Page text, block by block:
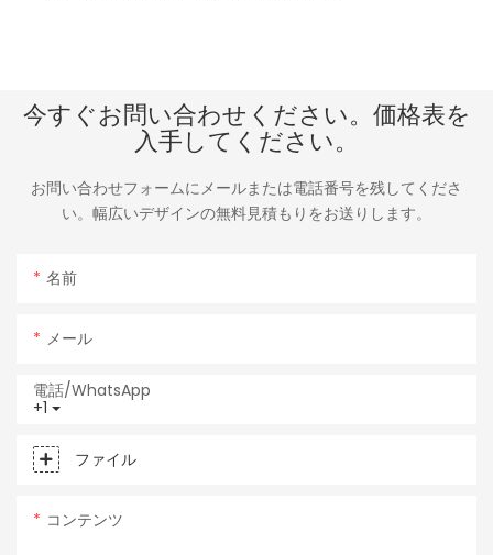
今すぐお問い合わせください。価格表を
入手してください。
お問い合わせフォームにメールまたは電話番号を残してくださ
い。幅広いデザインの無料見積もりをお送りします。
名前
メール
+1
電話/WhatsApp
ファイル
コンテンツ